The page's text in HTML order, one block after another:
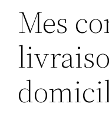
Mes